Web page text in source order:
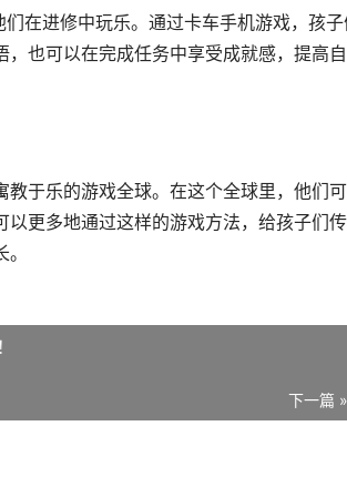
在进修中玩乐。通过卡车手机游戏，孩子
也可以在完成任务中享受成就感，提高
于乐的游戏全球。在这个全球里，他们
更多地通过这样的游戏方法，给孩子们
下一篇 »